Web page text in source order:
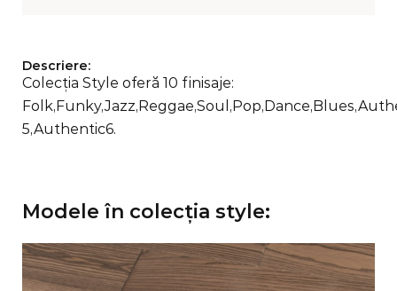
Descriere:
Colecţia Style oferă 10 finisaje:
5,Authentic6.
Modele în colecţia style: